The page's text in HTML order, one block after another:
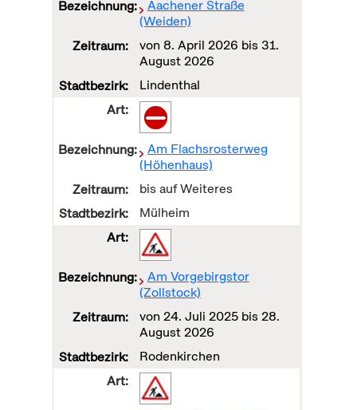
Aachener Straße
(Weiden)
von 8. April 2026 bis31.
August 2026
Lindenthal
Am Flachsrosterweg
(Höhenhaus)
bis auf Weiteres
Mülheim
Am Vorgebirgstor
(Zollstock)
von 24. Juli 2025bis28.
August 2026
Rodenkirchen